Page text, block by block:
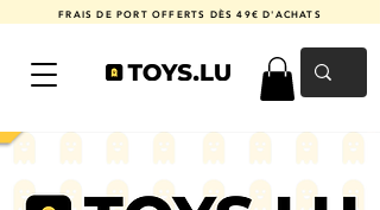
FRAIS DE PORT OFFERTS DÈS 49€ D'ACHATS